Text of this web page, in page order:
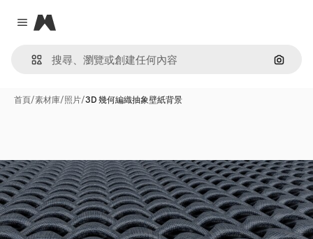
Close menu
Magnific
通過圖
首頁/素材庫/照片/3D 幾何編織抽象壁紙背景